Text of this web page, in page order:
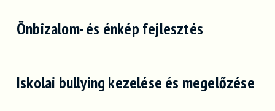
Önbizalom- és énkép fejlesztés
Iskolai bullying kezelése és megelőzése